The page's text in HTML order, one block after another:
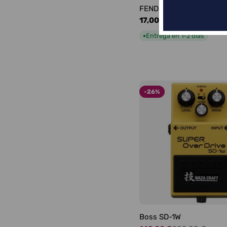
FENDER LOGO
Precio
habitual
17,00 €
●Entrega en 1-2 días
-26%
Boss SD-1W